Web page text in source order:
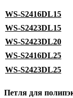
WS-S2416DL15
WS-S2423DL15
WS-S2423DL20
WS-S2416DL25
WS-S2423DL25
Петля для